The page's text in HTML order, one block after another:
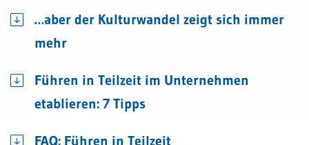
…aber der Kulturwandel zeigt sich immer
mehr
Führen in Teilzeit im Unternehmen
etablieren: 7 Tipps
FAQ: Führen in Teilzeit